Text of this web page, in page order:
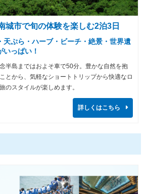
城市で旬の体験を楽しむ2泊3日
天ぷら・ハーブ・ビーチ・絶景・世界遺
いっぱい！
半島まではおよそ車で50分。豊かな自然を抱
とから、気軽なショートトリップから快適なロ
のスタイルが楽しめます。
詳しくはこちら